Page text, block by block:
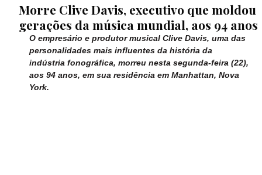
Morre Clive Davis, executivo que moldou
gerações da música mundial, aos 94 anos
O empresário e produtor musical Clive Davis, uma das
personalidades mais influentes da história da
indústria fonográfica, morreu nesta segunda-feira (22),
aos 94 anos, em sua residência em Manhattan, Nova
York.